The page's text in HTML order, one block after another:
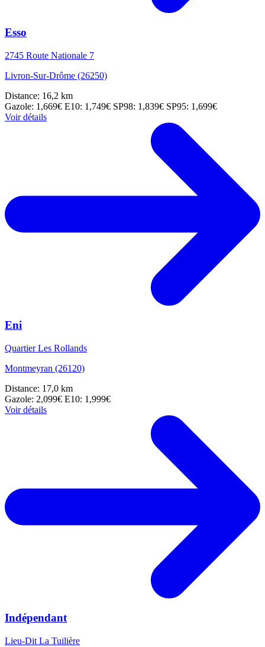
Esso
2745 Route Nationale 7
Livron-Sur-Drôme (26250)
Distance: 16,2 km
Gazole: 1,669€ E10: 1,749€ SP98: 1,839€ SP95: 1,699€
Voir détails
Eni
Quartier Les Rollands
Montmeyran (26120)
Distance: 17,0 km
Gazole: 2,099€ E10: 1,999€
Voir détails
Indépendant
Lieu-Dit La Tuilière